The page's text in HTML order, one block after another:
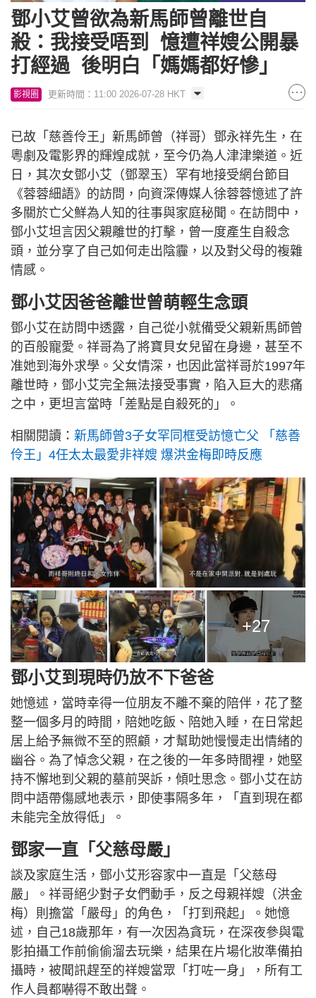
鄧小艾曾欲為新馬師曾離世自
殺：我接受唔到 憶遭祥嫂公開暴
打經過 後明白「媽媽都好慘」
影視圈 更新時間：11:00 2026-07-28 HKT
已故「慈善伶王」新馬師曾（祥哥）鄧永祥先生，在
粵劇及電影界的輝煌成就，至今仍為人津津樂道。近
日，其次女鄧小艾（鄧翠玉）罕有地接受網台節目
《蓉蓉細語》的訪問，向資深傳媒人徐蓉蓉憶述了許
多關於亡父鮮為人知的往事與家庭秘聞。在訪問中，
鄧小艾坦言因父親離世的打擊，曾一度產生自殺念
頭，並分享了自己如何走出陰霾，以及對父母的複雜
情感。
鄧小艾因爸爸離世曾萌輕生念頭
鄧小艾在訪問中透露，自己從小就備受父親新馬師曾
的百般寵愛。祥哥為了將寶貝女兒留在身邊，甚至不
准她到海外求學。父女情深，也因此當祥哥於1997年
離世時，鄧小艾完全無法接受事實，陷入巨大的悲痛
之中，更坦言當時「差點是自殺死的」。
相關閱讀： 新馬師曾3子女罕同框受訪憶亡父 「慈善
伶王」4任太太最愛非祥嫂 爆洪金梅即時反應
+27
鄧小艾到現時仍放不下爸爸
她憶述，當時幸得一位朋友不離不棄的陪伴，花了整
整一個多月的時間，陪她吃飯、陪她入睡，在日常起
居上給予無微不至的照顧，才幫助她慢慢走出情緒的
幽谷。為了悼念父親，在之後的一年多時間裡，她堅
持不懈地到父親的墓前哭訴，傾吐思念。鄧小艾在訪
問中語帶傷感地表示，即使事隔多年，「直到現在都
未能完全放得低」。
鄧家一直「父慈母嚴」
談及家庭生活，鄧小艾形容家中一直是「父慈母
嚴」。祥哥絕少對子女們動手，反之母親祥嫂（洪金
梅）則擔當「嚴母」的角色，「打到飛起」。她憶
述，自己18歲那年，有一次因為貪玩，在深夜參與電
影拍攝工作前偷偷溜去玩樂，結果在片場化妝準備拍
攝時，被聞訊趕至的祥嫂當眾「打咗一身」，所有工
作人員都嚇得不敢出聲。